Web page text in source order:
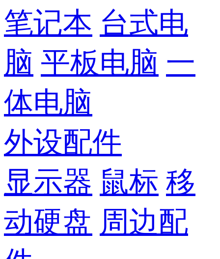
笔记本 台式电
脑 平板电脑 一
体电脑
外设配件
显示器 鼠标 移
动硬盘 周边配